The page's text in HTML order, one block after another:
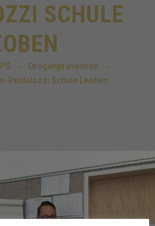
SCHULE
→ Drogenprävention →
Pestalozzi Schule Leoben